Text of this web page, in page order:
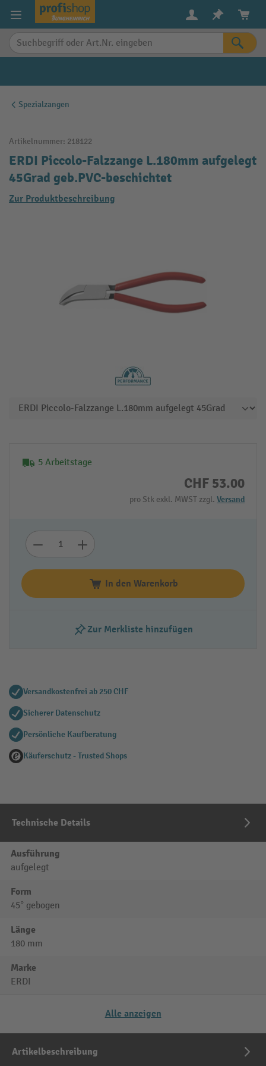
springen
Spezialzangen
Artikelnummer: 218122
ERDI Piccolo-Falzzange L.180mm aufgelegt
45Grad geb.PVC-beschichtet
Zur Produktbeschreibung
5 Arbeitstage
CHF 53.00
pro Stk exkl. MWST zzgl. Versand
In den Warenkorb
Zur Merkliste hinzufügen
Versandkostenfrei ab 250 CHF
Sicherer Datenschutz
Persönliche Kaufberatung
Käuferschutz - Trusted Shops
Technische Details
Ausführung
aufgelegt
Form
45° gebogen
Länge
180 mm
Marke
ERDI
Alle anzeigen
Artikelbeschreibung